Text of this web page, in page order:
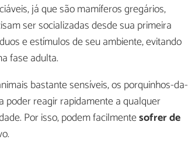
já que são mamíferos gregários,
ser socializadas desde sua primeira
e estímulos de seu ambiente, evitando
fase adulta.
bastante sensíveis, os porquinhos-da-
poder reagir rapidamente a qualquer
Por isso, podem facilmentesofrer de